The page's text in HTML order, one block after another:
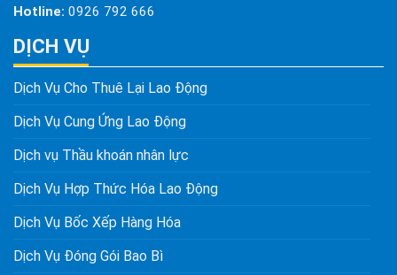
Hotline: 0926 792 666
DỊCH VỤ
Dịch Vụ Cho Thuê Lại Lao Động
Dịch Vụ Cung Ứng Lao Động
Dịch vụ Thầu khoán nhân lực
Dịch Vụ Hợp Thức Hóa Lao Động
Dịch Vụ Bốc Xếp Hàng Hóa
Dịch Vụ Đóng Gói Bao Bì